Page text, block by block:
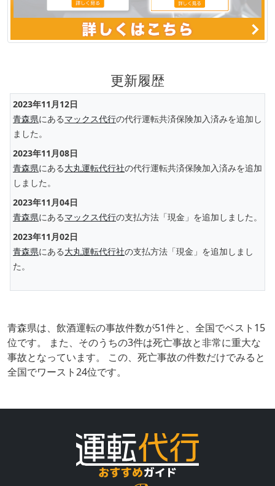
更新履歴
2023年11月12日
青森県にあるマックス代行の代行運転共済保険加入済みを追加し
ました。
2023年11月08日
青森県にある大丸運転代行社の代行運転共済保険加入済みを追加
しました。
2023年11月04日
青森県にあるマックス代行の支払方法「現金」を追加しました。
2023年11月02日
青森県にある大丸運転代行社の支払方法「現金」を追加しまし
た。
青森県は、飲酒運転の事故件数が51件と、全国でベスト15
位です。 また、そのうちの3件は死亡事故と非常に重大な
事故となっています。 この、死亡事故の件数だけでみると
全国でワースト24位です。